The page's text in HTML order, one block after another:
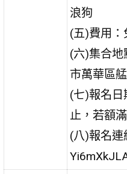
浪狗
(五)費用：
(六)集合地
市萬華區
(七)報名
止，若額
(八)報名